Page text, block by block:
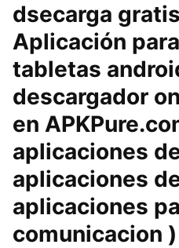
dsecarga
Aplicación
tabletas
descargador
en
aplicaciones
aplicaciones
aplicaciones
comunicacion